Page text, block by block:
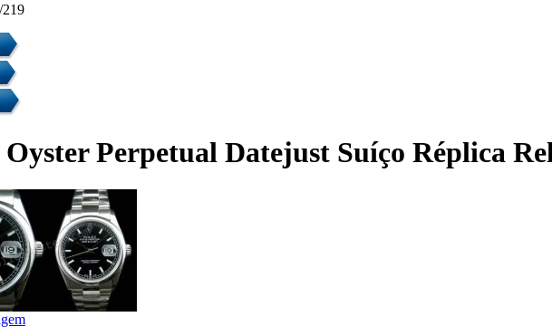
219
Perpetual Datejust Suíço Réplica